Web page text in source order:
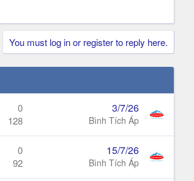
You must log in or register to reply here.
0
128
3/7/26
Bình Tích Áp
0
92
15/7/26
Bình Tích Áp